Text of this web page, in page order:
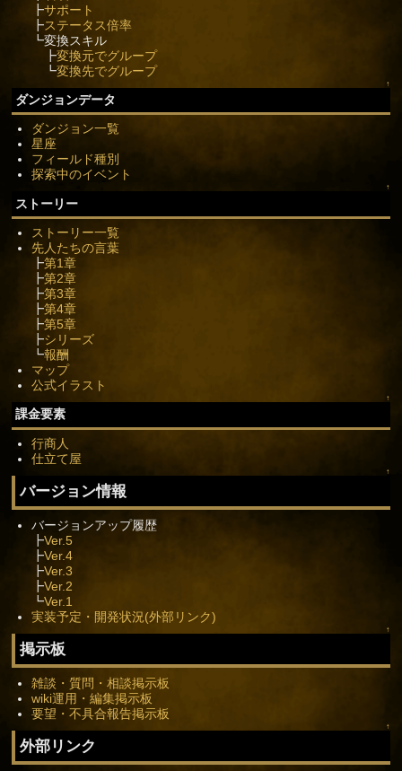
┣サポート
┣ステータス倍率
┗変換スキル
┣変換元でグループ
┗変換先でグループ
↑
ダンジョンデータ
ダンジョン一覧
星座
フィールド種別
探索中のイベント
↑
ストーリー
ストーリー一覧
先人たちの言葉
┣第1章
┣第2章
┣第3章
┣第4章
┣第5章
┣シリーズ
┗報酬
マップ
公式イラスト
↑
課金要素
行商人
仕立て屋
↑
バージョン情報
バージョンアップ履歴
┣Ver.5
┣Ver.4
┣Ver.3
┣Ver.2
┗Ver.1
実装予定・開発状況(外部リンク)
↑
掲示板
雑談・質問・相談掲示板
wiki運用・編集掲示板
要望・不具合報告掲示板
↑
外部リンク